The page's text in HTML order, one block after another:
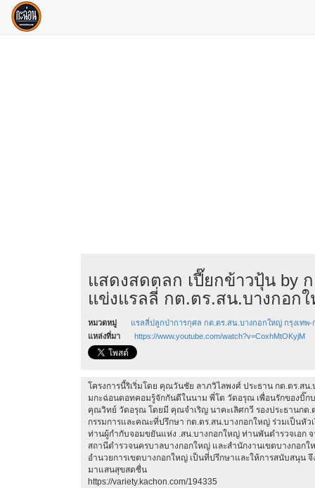
แสดงสดตลก เปี๊ยกข้าวปุ้น by
แข่งแรลลี่ กต.ตร.สน.บางกอก
หมวดหมู่
แรลลี่ปลูกป่าการกุศล กต.ตร.สน.บางกอกใหญ่ กรุงเทพ
แหล่งที่มา
https://www.youtube.com/watch?v=CoxhMtOKyjM
โครงการนี้ริเริ่มโดย คุณวันชัย ลาภวิไลพงศ์ ประธาน กต.ตร.สน
มกะฉ่อนดอทคอมรู้จักกันดีในนาม พี่โต วัดอรุณ เพื่อนรักของบิ๊ก
คุณวิทย์ วัดอรุณ โดยมี คุณจำเริญ นาคะเลิศกวี รองประธานกต
กรรมการและคณะที่ปรึกษา กต.ตร.สน.บางกอกใหญ่ ร่วมเป็นหัว
ท่านผู้กำกับจอมขยันแห่ง .สน.บางกอกใหญ่ ท่านพันตำรวจเอก
สถานีตำรวจนครบาลบางกอกใหญ่ และสำนักงานเขตบางกอก
อำนวยการเขตบางกอกใหญ่ เป็นที่ปรึกษาและให้การสนับสนุน
มาแสนสุขสดชื่น
https://variety.kachon.com/194335